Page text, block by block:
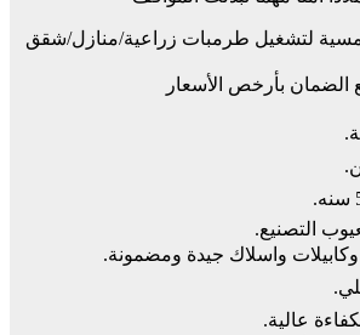
لتشغيل طرمبات زراعية/منازل/شقق
الضمان بأرخص الأسعار
التصنيع.
عالية.